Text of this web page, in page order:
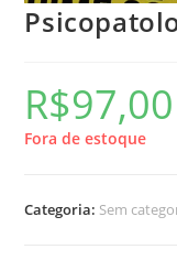
R$97,00
Fora de estoque
Categoria: Sem